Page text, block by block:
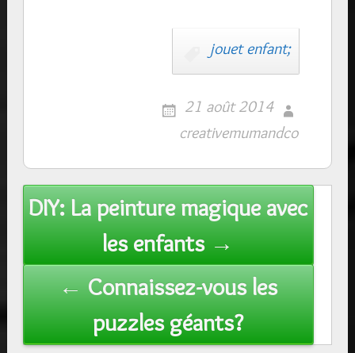
jouet enfant;
21 août 2014
creativemumandco
Post
navigation
DIY: La peinture magique avec
les enfants →
← Connaissez-vous les
puzzles géants?